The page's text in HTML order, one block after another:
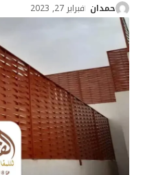
حمدان فبراير 27, 2023